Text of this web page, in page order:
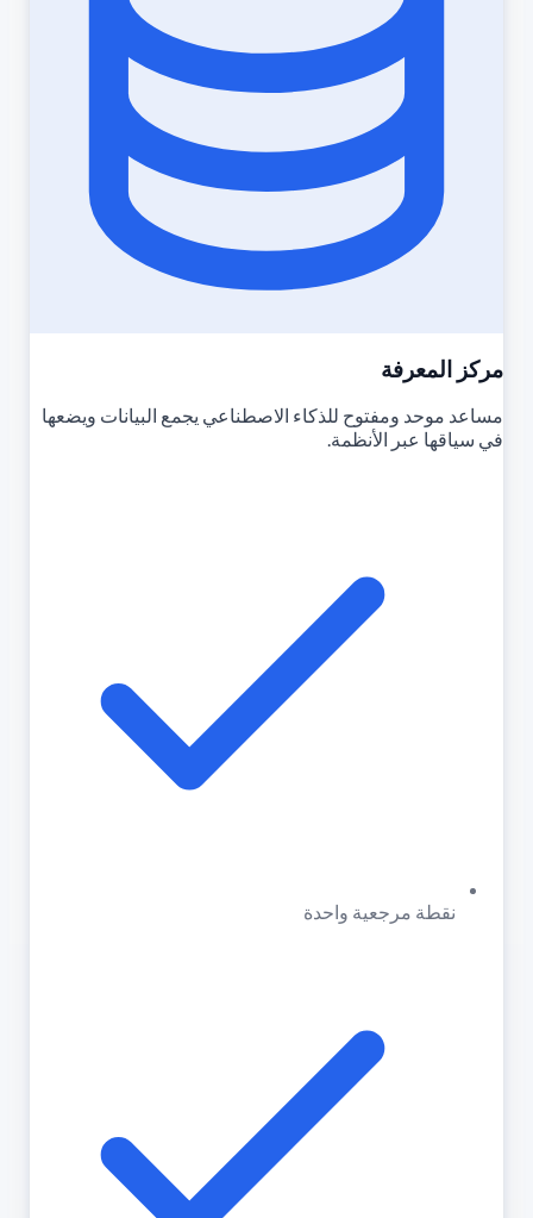
مركز المعرفة
مساعد موحد ومفتوح للذكاء الاصطناعي يجمع البيانات ويضعها
في سياقها عبر الأنظمة.
نقطة مرجعية واحدة